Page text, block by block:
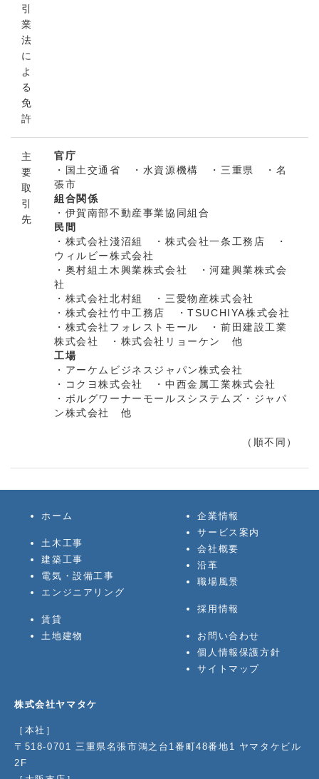
引
業
法
に
よ
る
免
許
主
要
取
引
先
官庁
・国土交通省 ・水資源機構 ・三重県 ・名
張市
組合関係
・伊賀南部不動産事業協同組合
民間
・株式会社淺沼組 ・株式会社一条工務店 ・
ウィルビー株式会社
・奥村組土木興業株式会社 ・河建興業株式会
社
・株式会社北村組 ・三愛物産株式会社
・株式会社竹中工務店 ・TSUCHIYA株式会社
・株式会社フォレストモール ・前田建設工業
株式会社 ・株式会社リョーケン 他
工場
・アーケムビジネスジャパン株式会社
・コクヨ株式会社 ・中西金属工業株式会社
・ボルグワーナーモールスシステムズ・ジャパ
ン株式会社 他
（順不同）
ホーム
土木工事
建築工事
電気・設備工事
エンジニアリング
賃貸
土地建物
企業情報
サービス案内
会社概要
沿革
職場風景
採用情報
お問い合わせ
個人情報保護方針
サイトマップ
株式会社ヤマタケ
［本社］
〒518-0701 三重県名張市鴻之台1番町48番地1 ヤマタケビル
2F